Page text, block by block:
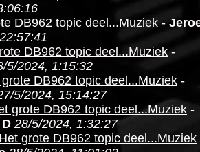
DB962 topic deel...Muziek -
DB962 topic deel...Muziek -
5/2024, 1:15:32
DB962 topic deel...Muziek -
5/2024, 15:14:27
grote DB962 topic deel...Muziek -
28/5/2024, 1:32:27
grote DB962 topic deel...Muziek